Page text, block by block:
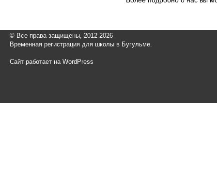
© Все права защищены, 2012-2026
Временная регистрация для школы в Бугульме.
Сайт работает на WordPress